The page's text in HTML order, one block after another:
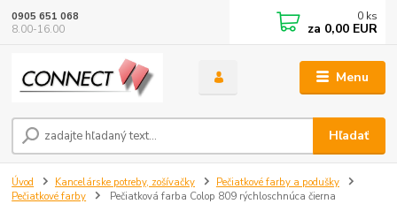
Menu
Hľadať
0905 651 068
8.00-16.00
0 ks
za 0,00 EUR
Úvod Kancelárske potreby, zošívačky
Pečiatkové farby a podušky
Pečiatkové farby
Pečiatková farba Colop 809 rýchloschnúca čierna